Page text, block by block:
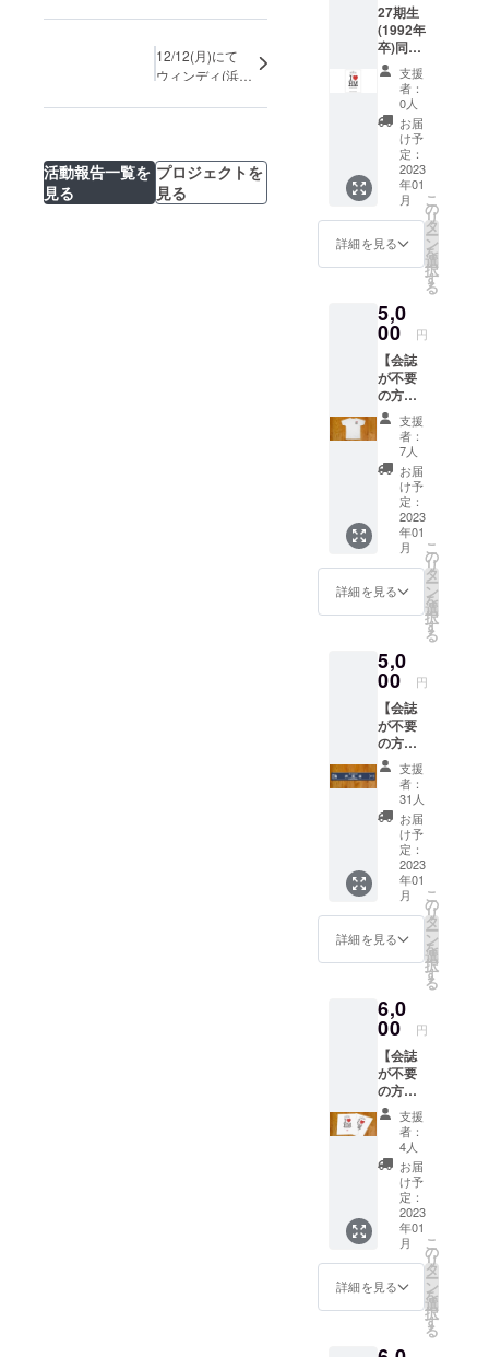
12/12(月)にて
ウィンディ(浜松
にてCMが放送さ
活動報告一覧を
見る
プロジェクトを
見る
27期生
(1992年
卒)同窓
会実行
委員一
同より
お礼
メール
第56回
「波濤
に集
う」会
誌 第56
回「波
濤に集
う」オ
ルクリ
アファ
イル
支援
者：
0人
お届
け予
定：
2023
年01
月
詳細を見る
こ
の
リ
タ
ー
ン
を
選
択
す
る
5,0
00 円
【会誌
が不要
の方向
け】 27
期生
(1992年
卒)同窓
会実行
委員一
同より
お礼
メール
第56回
「波濤
に集
う」オ
ルＴ
シャツ
支援
者：
7人
お届
け予
定：
2023
年01
月
詳細を見る
こ
の
リ
タ
ー
ン
を
選
択
す
る
5,0
00 円
【会誌
が不要
の方向
け】 27
期生
(1992年
卒)同窓
会実行
委員一
同より
お礼
メール
浜松南
高校オ
リジナ
ルマフ
オル
支援
者：
31人
お届
け予
定：
2023
年01
月
詳細を見る
こ
の
リ
タ
ー
ン
を
選
択
す
る
6,0
00 円
【会誌
が不要
の方向
け】 27
期生
(1992年
卒)同窓
会実行
委員一
同より
お礼
メール
第56回
「波濤
に集
う」オ
ルクリ
支援
者：
4人
お届
け予
定：
2023
年01
月
詳細を見る
こ
の
リ
タ
ー
ン
を
選
択
す
る